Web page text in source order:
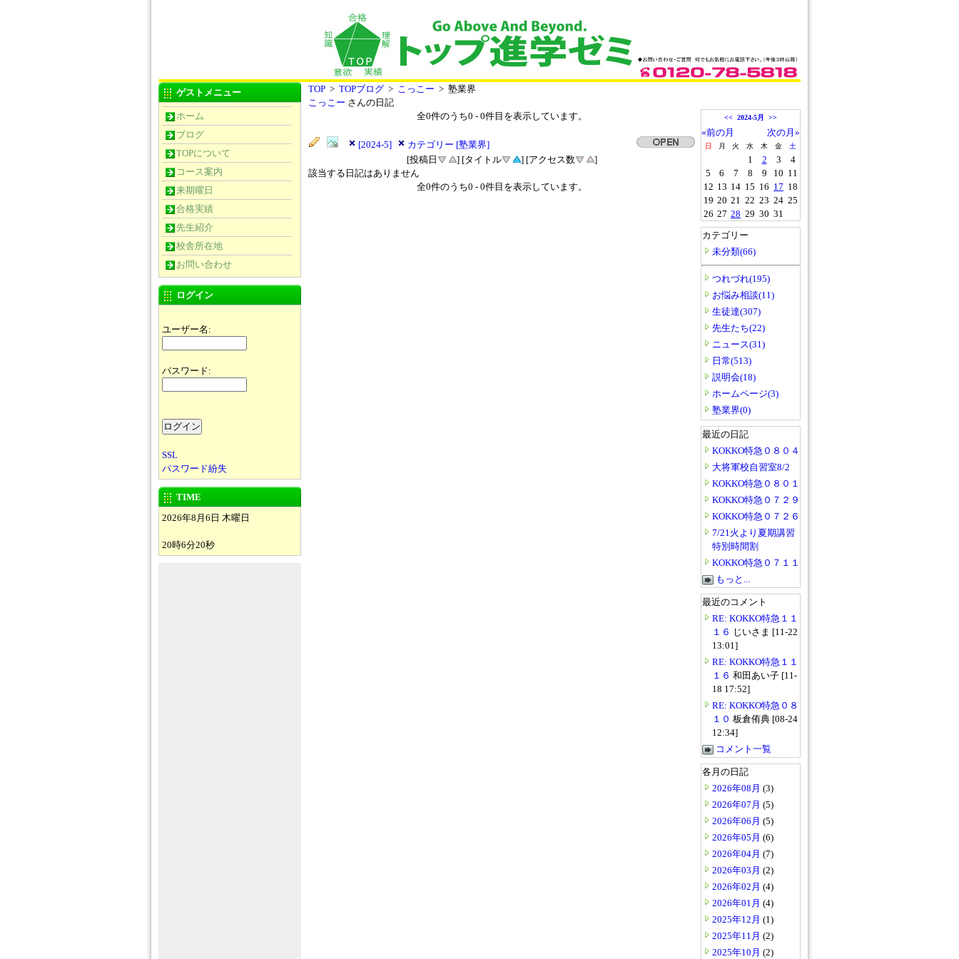
ゲストメニュー
ホーム
ブログ
TOPについて
コース案内
来期曜日
合格実績
先生紹介
校舎所在地
お問い合わせ
ログイン
ユーザー名:
パスワード:
SSL
パスワード紛失
TIME
2026年8月6日 木曜日
20時6分20秒
TOP > TOPブログ > こっこー > 塾業界
こっこー さんの日記
全0件のうち0 - 0件目を表示しています。
[2024-5]
カテゴリー [塾業界]
[投稿日
] [タイトル ] [アクセス数
]
該当する日記はありません
全0件のうち0 - 0件目を表示しています。
<< 2024-5月 >>
«前の月 次の月»
日 月 火 水 木 金 土
1 2 3
4
5
6 7 8 9 10 11
12 13 14 15 16 17 18
19 20 21 22 23 24 25
26 27 28 29 30 31
カテゴリー
未分類(66)
つれづれ(195)
お悩み相談(11)
生徒達(307)
先生たち(22)
ニュース(31)
日常(513)
説明会(18)
ホームページ(3)
塾業界(0)
最近の日記
KOKKO特急０８０４
大将軍校自習室8/2
KOKKO特急０８０１
KOKKO特急０７２９
KOKKO特急０７２６
7/21火より夏期講習
特別時間割
KOKKO特急０７１１
もっと...
最近のコメント
RE: KOKKO特急１１
１６ じいさま [11-22
13:01]
RE: KOKKO特急１１
１６ 和田あい子 [11-
18 17:52]
RE: KOKKO特急０８
１０ 板倉侑典 [08-24
12:34]
コメント一覧
各月の日記
2026年08月 (3)
2026年07月 (5)
2026年06月 (5)
2026年05月 (6)
2026年04月 (7)
2026年03月 (2)
2026年02月 (4)
2026年01月 (4)
2025年12月 (1)
2025年11月 (2)
2025年10月 (2)